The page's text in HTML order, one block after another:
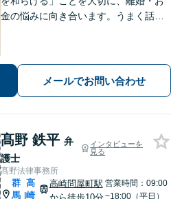
金の悩みに向き合います。うまく話せ
メールでお問い合わせ
髙野 鉄平 弁
護士
インタビューを
見る
髙野法律事務所
群
馬 |
高
崎
高崎問屋町駅 営業時間：09:00
~18:00（平日）